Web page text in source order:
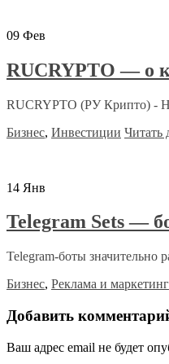
09 Фев
RUCRYPTO — о
RUCRYPTO (РУ Крипто) -
Бизнес, Инвестиции Читать
14 Янв
Telegram Sets —
Telegram-боты значительно
Бизнес, Реклама и маркетинг
Добавить
Ваш адрес email не будет